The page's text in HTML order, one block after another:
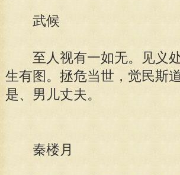
武候
至人视有一如无。见义处
生有图。拯危当世，觉民斯
是、男儿丈夫。
秦楼月